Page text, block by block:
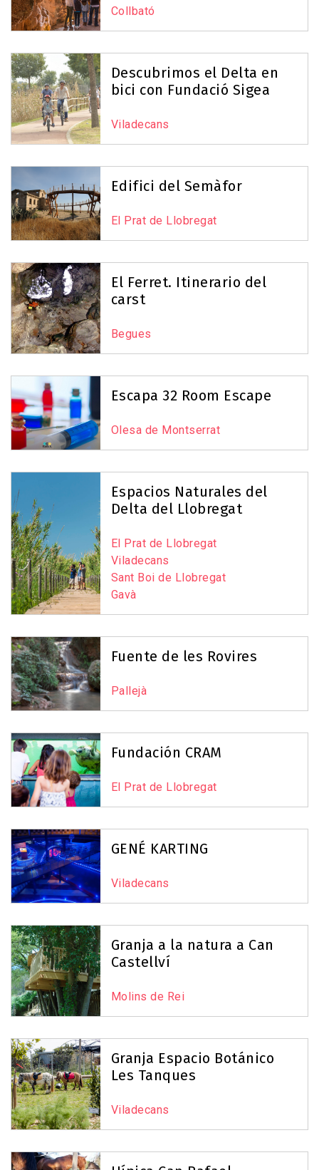
Collbató
Descubrimos el Delta en
bici con Fundació Sigea
Viladecans
Edifici del Semàfor
El Prat de Llobregat
El Ferret. Itinerario del
carst
Begues
Escapa 32 Room Escape
Olesa de Montserrat
Espacios Naturales del
Delta del Llobregat
El Prat de Llobregat
Viladecans
Sant Boi de Llobregat
Gavà
Fuente de les Rovires
Pallejà
Fundación CRAM
El Prat de Llobregat
GENÉ KARTING
Viladecans
Granja a la natura a Can
Castellví
Molins de Rei
Granja Espacio Botánico
Les Tanques
Viladecans